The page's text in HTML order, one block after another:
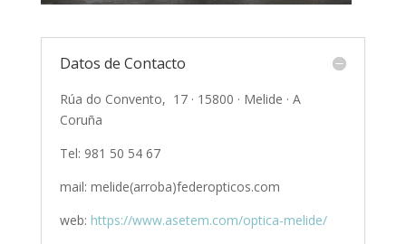
Datos de Contacto
Rúa do Convento, 17 · 15800 · Melide · A
Coruña
Tel: 981 50 54 67
mail: melide(arroba)federopticos.com
web: https://www.asetem.com/optica-melide/